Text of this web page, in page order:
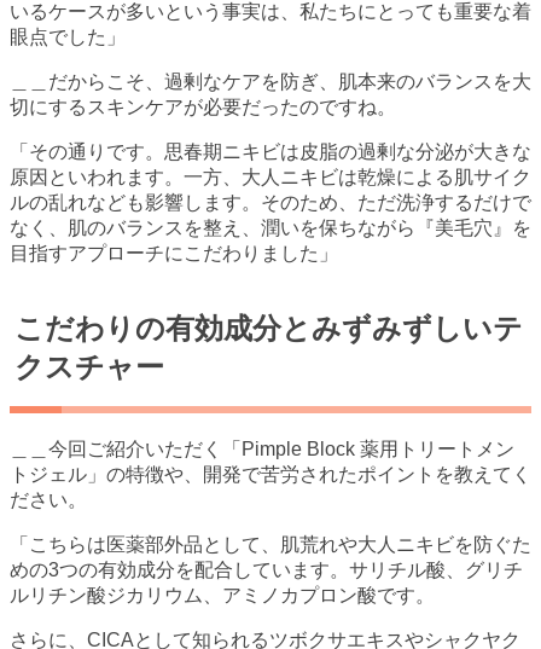
いるケースが多いという事実は、私たちにとっても重要な着
眼点でした」
＿＿だからこそ、過剰なケアを防ぎ、肌本来のバランスを大
切にするスキンケアが必要だったのですね。
「その通りです。思春期ニキビは皮脂の過剰な分泌が大きな
原因といわれます。一方、大人ニキビは乾燥による肌サイク
ルの乱れなども影響します。そのため、ただ洗浄するだけで
なく、肌のバランスを整え、潤いを保ちながら『美毛穴』を
目指すアプローチにこだわりました」
こだわりの有効成分とみずみずしいテ
クスチャー
＿＿今回ご紹介いただく「Pimple Block 薬用トリートメン
トジェル」の特徴や、開発で苦労されたポイントを教えてく
ださい。
「こちらは医薬部外品として、肌荒れや大人ニキビを防ぐた
めの3つの有効成分を配合しています。サリチル酸、グリチ
ルリチン酸ジカリウム、アミノカプロン酸です。
さらに、CICAとして知られるツボクサエキスやシャクヤク